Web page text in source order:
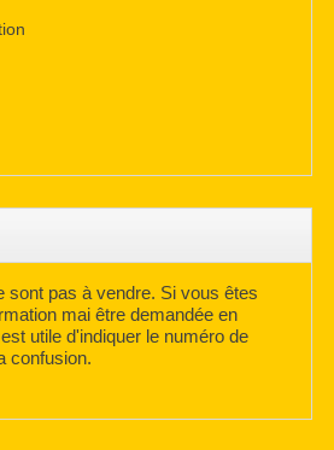
sont pas à vendre. Si vous êtes
mai être demandée en
utile d'indiquer le numéro de
confusion.